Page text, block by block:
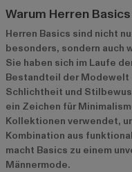
Warum Herren
Herren Basics sind nicht
besonders, sondern auch
Sie haben sich im Laufe
Bestandteil der Modewelt
Schlichtheit und
ein Zeichen für
Kollektionen verwendet,
Kombination aus
macht Basics zu einem
Männermode.